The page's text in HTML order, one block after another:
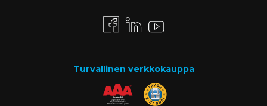
Turvallinen verkkokauppa